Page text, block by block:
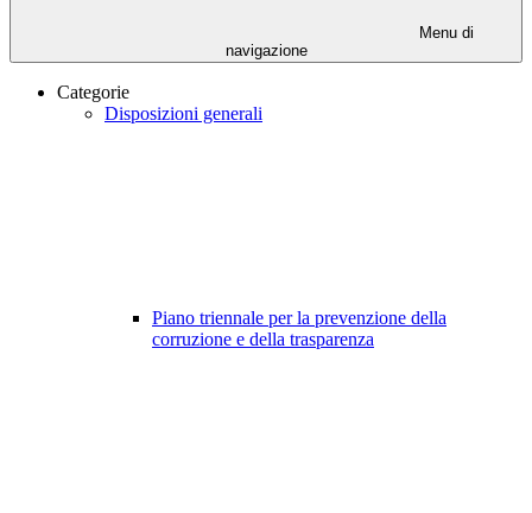
Menu di
navigazione
Categorie
Disposizioni generali
Piano triennale per la prevenzione della
corruzione e della trasparenza